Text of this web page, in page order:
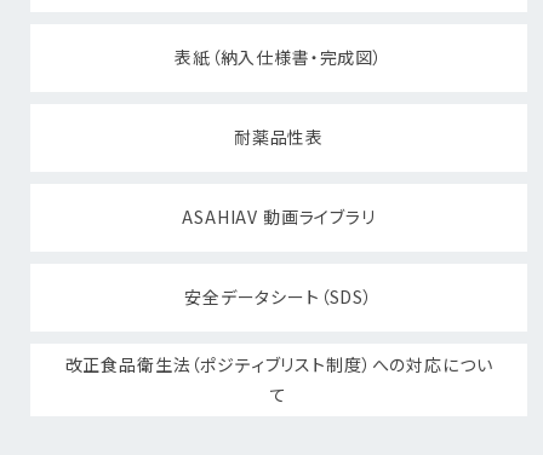
表紙（納入仕様書・完成図）
耐薬品性表
ASAHIAV 動画ライブラリ
安全データシート（SDS）
改正食品衛生法（ポジティブリスト制度）への対応につい
て